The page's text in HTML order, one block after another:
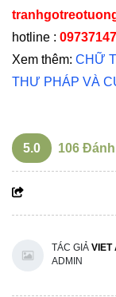
hotline :
Xem thêm: CHỮ
THƯ PHÁP VÀ
5.0 106
TÁC GIẢ VIET
ADMIN